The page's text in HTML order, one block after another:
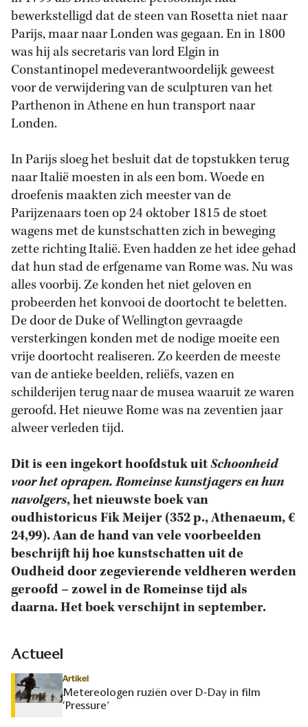
bewerkstelligd dat de steen van Rosetta niet naar
Parijs, maar naar Londen was gegaan. En in 1800
was hij als secretaris van lord Elgin in
Constantinopel medeverantwoordelijk geweest
voor de verwijdering van de sculpturen van het
Parthenon in Athene en hun transport naar
Londen.
In Parijs sloeg het besluit dat de topstukken terug
naar Italië moesten in als een bom. Woede en
droefenis maakten zich meester van de
Parijzenaars toen op 24 oktober 1815 de stoet
wagens met de kunstschatten zich in beweging
zette richting Italië. Even hadden ze het idee gehad
dat hun stad de erfgename van Rome was. Nu was
alles voorbij. Ze konden het niet geloven en
probeerden het konvooi de doortocht te beletten.
De door de Duke of Wellington gevraagde
versterkingen konden met de nodige moeite een
vrije doortocht realiseren. Zo keerden de meeste
van de antieke beelden, reliëfs, vazen en
schilderijen terug naar de musea waaruit ze waren
geroofd. Het nieuwe Rome was na zeventien jaar
alweer verleden tijd.
Dit is een ingekort hoofdstuk uitSchoonheid
voor het oprapen. Romeinse kunstjagers en hun
navolgers, het nieuwste boek van
oudhistoricus Fik Meijer (352 p., Athenaeum, €
24,99). Aan de hand van vele voorbeelden
beschrijft hij hoe kunstschatten uit de
Oudheid door zegevierende veldheren werden
geroofd – zowel in de Romeinse tijd als
daarna. Het boek verschijnt in september.
Actueel
Artikel
Metereologen ruziën over D-Day in film
‘Pressure’